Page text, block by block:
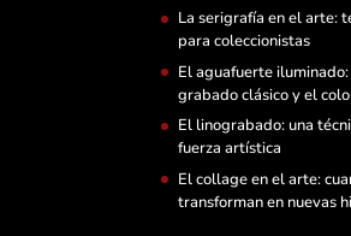
La serigrafía en el arte:
para coleccionistas
El aguafuerte
grabado clásico y el
El linograbado: una
fuerza artística
El collage en el arte:
transforman en nuevas